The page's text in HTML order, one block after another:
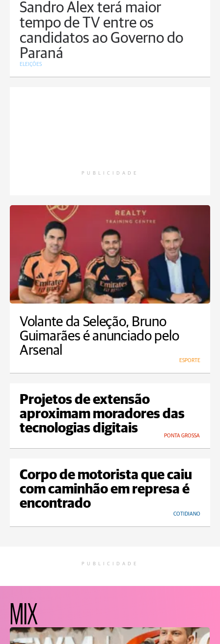
Sandro Alex terá maior
tempo de TV entre os
candidatos ao Governo do
Paraná
ELEIÇÕES
PUBLICIDADE
Volante da Seleção, Bruno
Guimarães é anunciado pelo
Arsenal
ESPORTE
Projetos de extensão
aproximam moradores das
tecnologias digitais
PONTA GROSSA
Corpo de motorista que caiu
com caminhão em represa é
encontrado
COTIDIANO
PUBLICIDADE
MIX